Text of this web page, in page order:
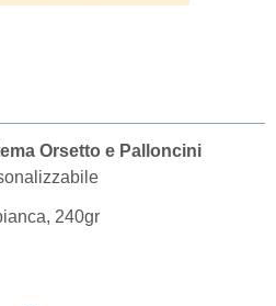
Orsetto e Palloncini
240gr